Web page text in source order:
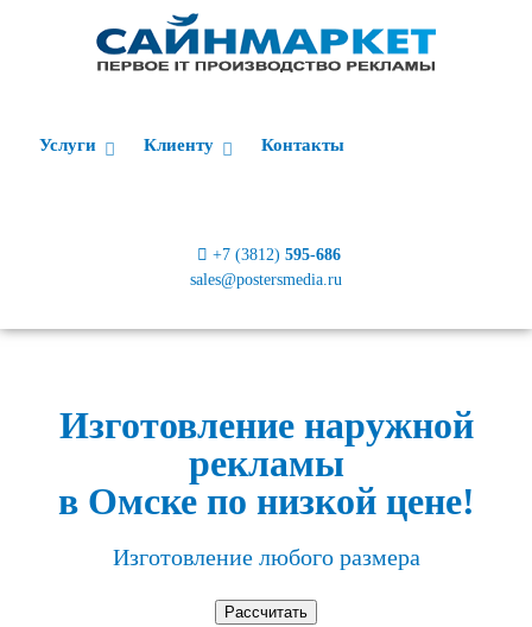
Услуги Клиенту Контакты
+7 (3812)595-686
sales@postersmedia.ru
Изготовление наружной
рекламы
в Омске по низкой цене!
Изготовление любого размера
Рассчитать